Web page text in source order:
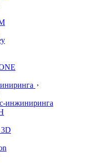
инжиниринга